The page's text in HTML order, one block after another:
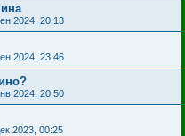
2024, 20:13
2024, 23:46
2024, 20:50
2023, 00:25